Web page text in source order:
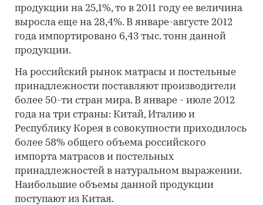
продукции на 25,1%, то в 2011 году ее величина
выросла еще на 28,4%. В январе-августе 2012
года импортировано 6,43 тыс. тонн данной
продукции.
На российский рынок матрасы и постельные
принадлежности поставляют производители
более 50-ти стран мира. В январе - июле 2012
года на три страны: Китай, Италию и
Республику Корея в совокупности приходилось
более 58% общего объема российского
импорта матрасов и постельных
принадлежностей в натуральном выражении.
Наибольшие объемы данной продукции
поступают из Китая.